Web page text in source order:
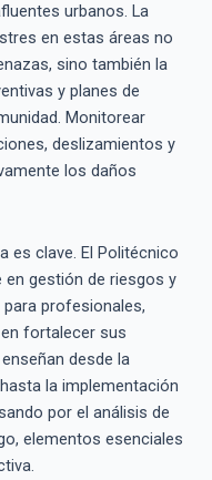
urbanos. La
en estas áreas no
sino también la
y planes de
Monitorear
deslizamientos y
los daños
es clave. El Politécnico
gestión de riesgos y
profesionales,
fortalecer sus
desde la
la implementación
por el análisis de
elementos esenciales